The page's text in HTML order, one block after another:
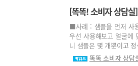
[똑똑! 소비자 상담
■사례 : 샘플을 먼저 사
우선 사용해보고 얼굴에
니 샘플은 몇 개뿐이고
똑똑 소비자 상담